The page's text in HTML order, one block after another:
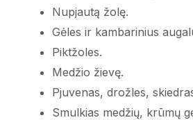
Vaistai
Buitinė technika
Baldai, langų rėmai, durys
Nupjautą žolę.
Gėles ir kambarinius
Piktžoles.
Medžio žievę.
Pjuvenas, drožles,
Smulkias medžių, krūmų